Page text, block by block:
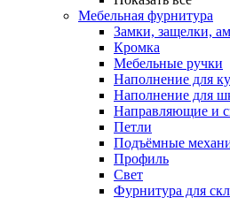
Мебельная фурнитура
Замки, защелки,
Кромка
Мебельные ручки
Наполнение для
Наполнение для
Направляющие и
Петли
Подъёмные
Профиль
Свет
Фурнитура для